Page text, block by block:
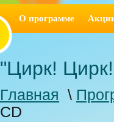
О программе
"Цирк!
Главная \
CD